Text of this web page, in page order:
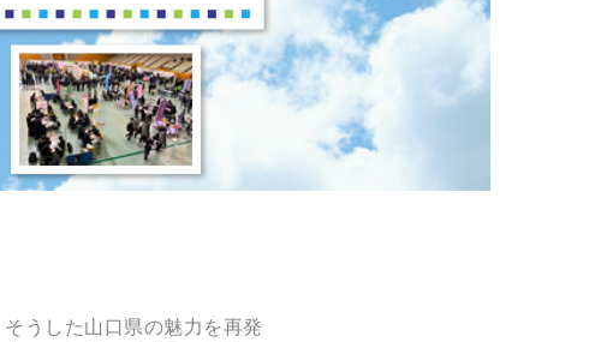
うした山口県の魅力を再発